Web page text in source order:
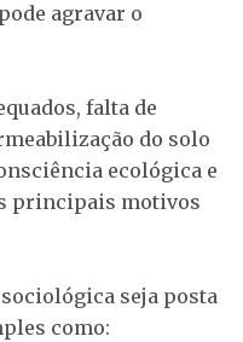
agravar o
falta de
do solo
ecológica e
principais motivos
seja posta
como: